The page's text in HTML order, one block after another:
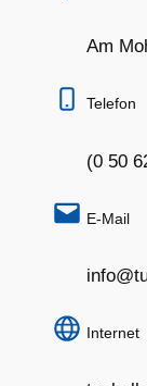
Am
Telefon
(0 50
E-Mail
Internet